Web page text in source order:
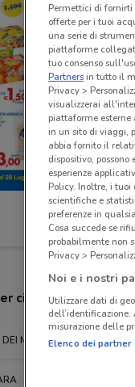
città nelle
DEI MARMI
Permettici di fornirti
offerte per i tuoi
una serie di
piattaforme
tuo consenso
Partnersin tutto il
Privacy >
visualizzerai
piattaforme esterne
in un sito di viaggi,
abbia fornito il
dispositivo,
esperienze
Policy. Inoltre, i tuoi
scientifiche e
preferenze in
Cosa succede se
probabilmente non
Privacy >
Noi e i nostri
Utilizzare dati di
misurazione delle
Elenco dei partner